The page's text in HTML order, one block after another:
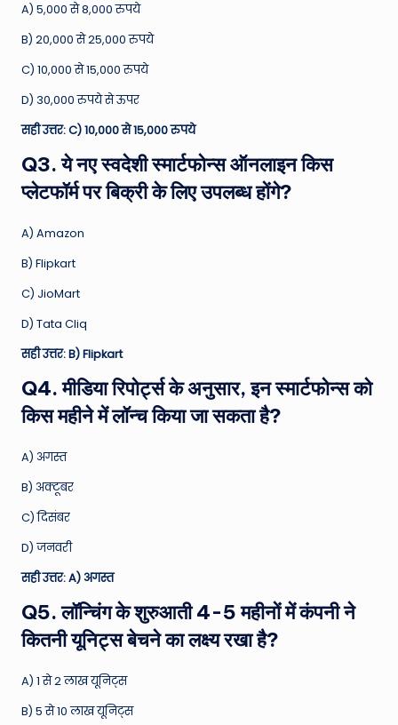
A) 5,000 से 8,000 रुपये
B) 20,000 से 25,000 रुपये
C) 10,000 से 15,000 रुपये
D) 30,000 रुपये से ऊपर
सही उत्तर: C) 10,000 से 15,000 रुपये
Q3. ये नए स्वदेशी स्मार्टफोन्स ऑनलाइन किस
प्लेटफॉर्म पर बिक्री के लिए उपलब्ध होंगे?
A) Amazon
B) Flipkart
C) JioMart
D) Tata Cliq
सही उत्तर: B) Flipkart
Q4. मीडिया रिपोर्ट्स के अनुसार, इन स्मार्टफोन्स को
किस महीने में लॉन्च किया जा सकता है?
A) अगस्त
B) अक्टूबर
C) दिसंबर
D) जनवरी
सही उत्तर: A) अगस्त
Q5. लॉन्चिंग के शुरुआती 4-5 महीनों में कंपनी ने
कितनी यूनिट्स बेचने का लक्ष्य रखा है?
A) 1 से 2 लाख यूनिट्स
B) 5 से 10 लाख यूनिट्स